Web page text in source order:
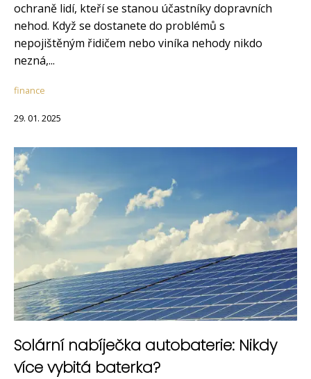
ochraně lidí, kteří se stanou účastníky dopravních
nehod. Když se dostanete do problémů s
nepojištěným řidičem nebo viníka nehody nikdo
nezná,...
finance
29. 01. 2025
Solární nabíječka autobaterie: Nikdy
více vybitá baterka?